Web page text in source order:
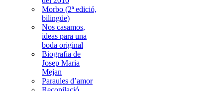
Morbo (2ª edició,
bilingüe)
Nos casamos,
ideas para una
boda original
Biografia de
Josep Maria
Mejan
Paraules d’amor